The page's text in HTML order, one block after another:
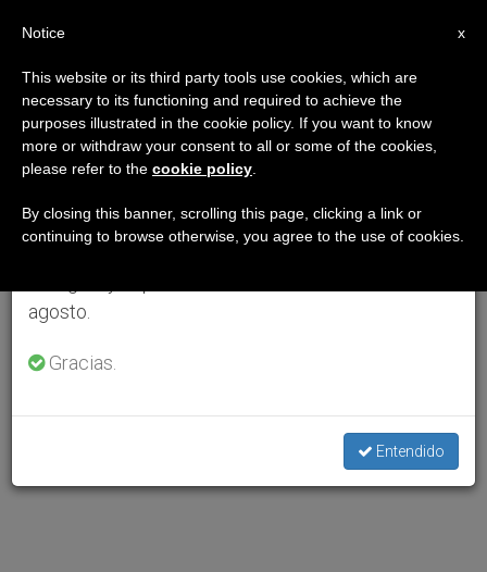
×
Aviso importante
Del 27 de julio al 7 de agosto haremos la pausa
anual, aprovechando que en el periodo de verano
se generan menos informaciones y también el
agosto.
Gracias.
Entendido
x
Notice
This website or its third party tools use cookies, which are
necessary to its functioning and required to achieve the
purposes illustrated in the cookie policy. If you want to know
more or withdraw your consent to all or some of the cookies,
please refer to the cookie policy
By closing this banner, scrolling this page, clicking a link or
continuing to browse otherwise, you agree to the use of cookies.